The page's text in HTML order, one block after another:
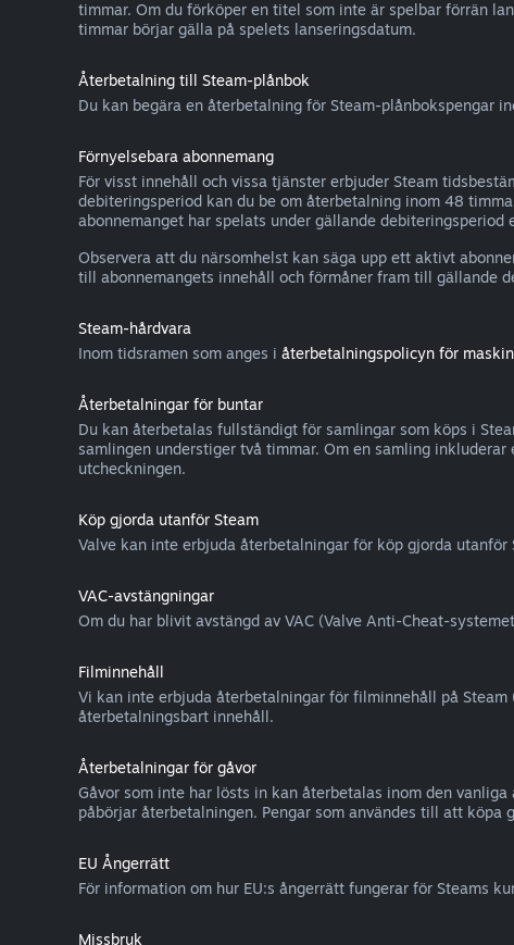
timmar. Om du förköper en titel som inte är spelbar förrän
timmar börjar gälla på spelets lanseringsdatum.
Återbetalning till Steam-plånbok
Du kan begära en återbetalning för Steam-plånbokspengar
Förnyelsebara abonnemang
För visst innehåll och vissa tjänster erbjuder Steam
debiteringsperiod kan du be om återbetalning inom 48
abonnemanget har spelats under gällande
Observera att du närsomhelst kan säga upp ett aktivt
till abonnemangets innehåll och förmåner fram till gällande
Steam-hårdvara
Inom tidsramen som anges i återbetalningspolicyn för
Återbetalningar för buntar
Du kan återbetalas fullständigt för samlingar som köps i
samlingen understiger två timmar. Om en samling
utcheckningen.
Köp gjorda utanför Steam
Valve kan inte erbjuda återbetalningar för köp gjorda
VAC-avstängningar
Om du har blivit avstängd av VAC (Valve Anti-Cheat-
Filminnehåll
Vi kan inte erbjuda återbetalningar för filminnehåll på
återbetalningsbart innehåll.
Återbetalningar för gåvor
Gåvor som inte har lösts in kan återbetalas inom den
påbörjar återbetalningen. Pengar som användes till att
EU Ångerrätt
För information om hur EU:s ångerrätt fungerar för Steams
Missbruk